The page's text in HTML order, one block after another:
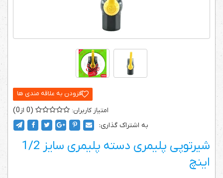
0
0
به اشتراک گذاری:
شیرتوپی پلیمری دسته پلیمری سایز 1/2
اینچ